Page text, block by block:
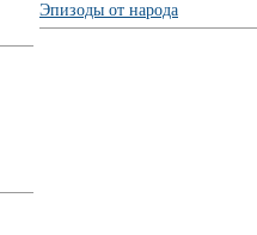
Эпизоды от народа